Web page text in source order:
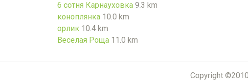
6 сотня Карнауховка 9.3 km
коноплянка 10.0 km
орлик 10.4 km
Веселая Роща 11.0 km
Copyright